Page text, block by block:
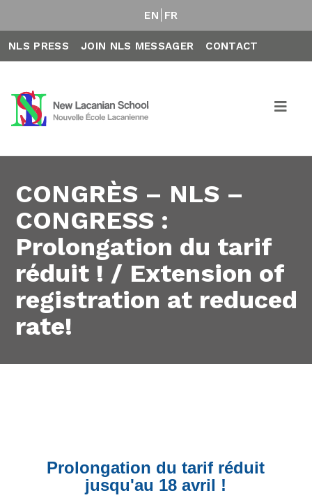
EN FR
NLS PRESS JOIN NLS MESSAGER CONTACT
CONGRÈS – NLS –
CONGRESS :
Prolongation du tarif
réduit ! / Extension of
registration at reduced
rate!
Prolongation du tarif réduit
jusqu'au 18 avril !